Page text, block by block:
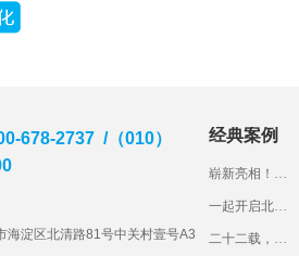
崭新亮相！北工商的智慧教室长什么样？
一起开启北京语言大学智慧教室“盲盒”
二十二载，石铁大见证万讯科技产品成长路
经典案例
678-2737 /（010）
海淀区北清路81号中关村壹号A3